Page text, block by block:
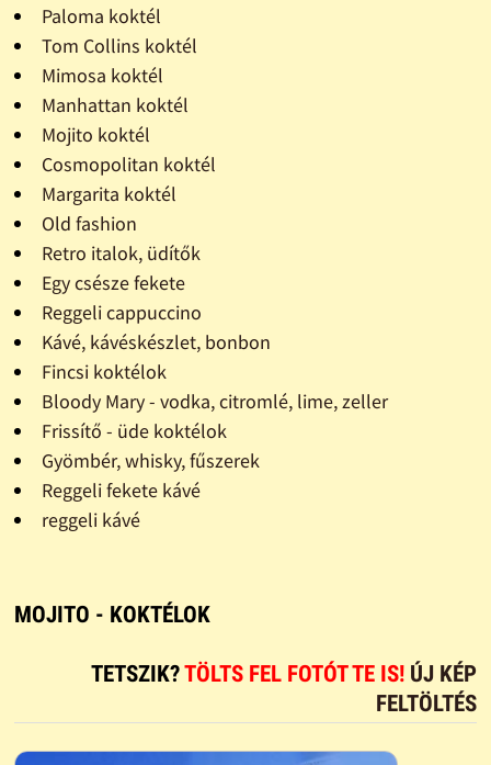
Paloma koktél
Tom Collins koktél
Mimosa koktél
Manhattan koktél
Mojito koktél
Cosmopolitan koktél
Margarita koktél
Old fashion
Retro italok, üdítők
Egy csésze fekete
Reggeli cappuccino
Kávé, kávéskészlet, bonbon
Fincsi koktélok
Bloody Mary - vodka, citromlé, lime, zeller
Frissítő - üde koktélok
Gyömbér, whisky, fűszerek
Reggeli fekete kávé
reggeli kávé
MOJITO - KOKTÉLOK
TETSZIK?TÖLTS FEL FOTÓT TE IS! ÚJ KÉP
FELTÖLTÉS